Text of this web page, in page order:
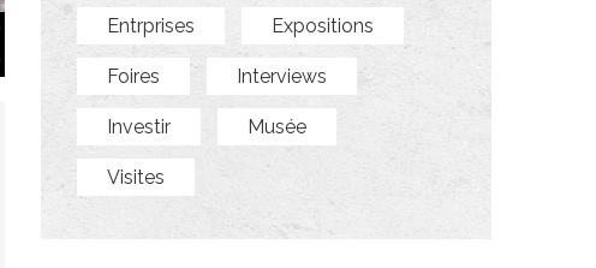
Entrprises Expositions
Foires Interviews
Investir Musée
Visites